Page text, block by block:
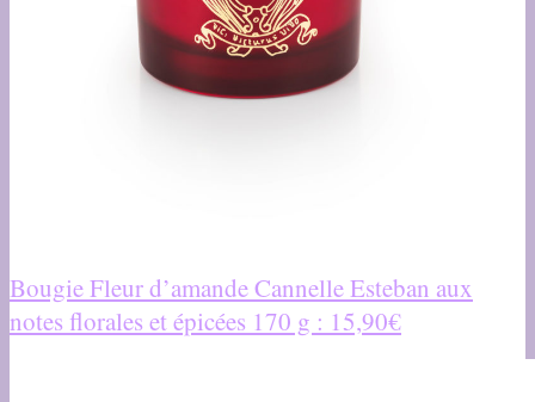
Bougie Fleur d’amande Cannelle Esteban aux
notes florales et épicées 170 g : 15,90€